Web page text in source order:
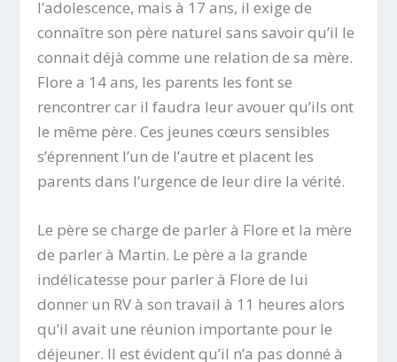
l’adolescence, mais à 17 ans, il exige de
connaître son père naturel sans savoir qu’il le
connait déjà comme une relation de sa mère.
Flore a 14 ans, les parents les font se
rencontrer car il faudra leur avouer qu’ils ont
le même père. Ces jeunes cœurs sensibles
s’éprennent l’un de l’autre et placent les
parents dans l’urgence de leur dire la vérité.
Le père se charge de parler à Flore et la mère
de parler à Martin. Le père a la grande
indélicatesse pour parler à Flore de lui
donner un RV à son travail à 11 heures alors
qu’il avait une réunion importante pour le
déjeuner. Il est évident qu’il n’a pas donné à